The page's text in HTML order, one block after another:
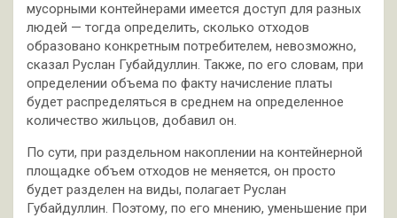
мусорными контейнерами имеется доступ для разных
людей — тогда определить, сколько отходов
образовано конкретным потребителем, невозможно,
сказал Руслан Губайдуллин. Также, по его словам, при
определении объема по факту начисление платы
будет распределяться в среднем на определенное
количество жильцов, добавил он.
По сути, при раздельном накоплении на контейнерной
площадке объем отходов не меняется, он просто
будет разделен на виды, полагает Руслан
Губайдуллин. Поэтому, по его мнению, уменьшение при